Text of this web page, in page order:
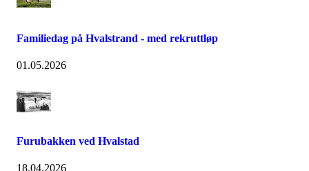
Familiedag på Hvalstrand - med rekruttløp
01.05.2026
Furubakken ved Hvalstad
18.04.2026